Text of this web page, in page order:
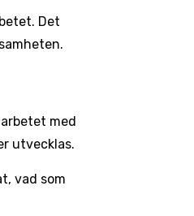
Det
med
utvecklas.
vad som